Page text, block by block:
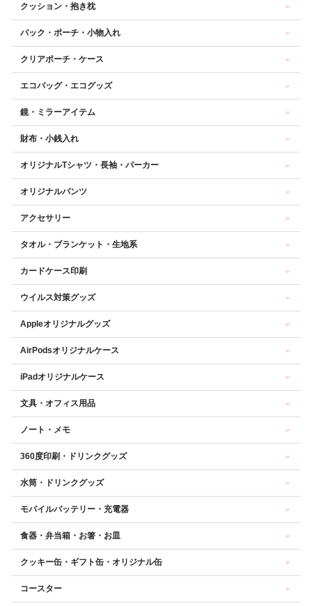
クッション・抱き枕
バック・ポーチ・小物入れ
クリアポーチ・ケース
エコバッグ・エコグッズ
鏡・ミラーアイテム
財布・小銭入れ
オリジナルTシャツ・長袖・パーカー
オリジナルパンツ
アクセサリー
タオル・ブランケット・生地系
カードケース印刷
ウイルス対策グッズ
Appleオリジナルグッズ
AirPodsオリジナルケース
iPadオリジナルケース
文具・オフィス用品
ノート・メモ
360度印刷・ドリンクグッズ
水筒・ドリンクグッズ
モバイルバッテリー・充電器
食器・弁当箱・お箸・お皿
クッキー缶・ギフト缶・オリジナル缶
コースター